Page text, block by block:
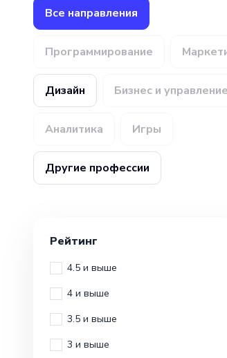
Все направления
Программирование
Дизайн Бизнес и управление
Аналитика Игры
Другие профессии
Рейтинг
4.5 и выше
4 и выше
3.5 и выше
3 и выше